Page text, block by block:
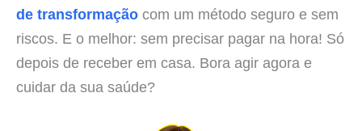
de transformação com um método seguro e sem
riscos. E o melhor: sem precisar pagar na hora! Só
depois de receber em casa. Bora agir agora e
cuidar da sua saúde?